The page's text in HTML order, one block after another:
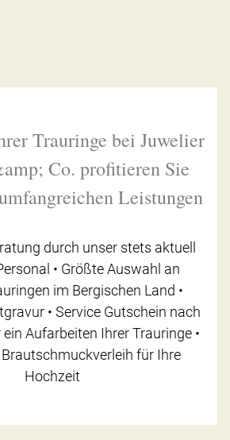
Trauringe bei Juwelier
Co. profitieren Sie
Leistungen
durch unser stets aktuell
• Größte Auswahl an
im Bergischen Land •
• Service Gutschein nach
Aufarbeiten Ihrer Trauringe •
für Ihre
Hochzeit